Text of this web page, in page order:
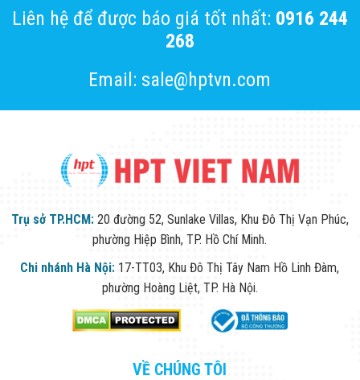
Liên hệ để được báo giá tốt nhất: 0916 244
268
Email: sale@hptvn.com
Trụ sở TP.HCM: 20 đường 52, Sunlake Villas, Khu Đô Thị Vạn Phúc,
phường Hiệp Bình, TP. Hồ Chí Minh.
Chi nhánh Hà Nội: 17-TT03, Khu Đô Thị Tây Nam Hồ Linh Đàm,
phường Hoàng Liệt, TP. Hà Nội.
VỀ CHÚNG TÔI